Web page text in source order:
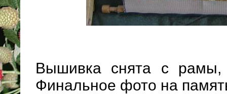
Вышивка снята с рамы,
Финальное фото на